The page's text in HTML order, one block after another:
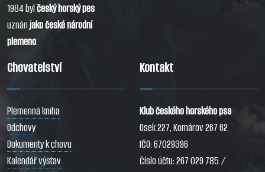
1984 bylčeský horský pes
uznánjako české národní
plemeno.
Chovatelství
Plemenná kniha
Odchovy
Dokumenty k chovu
Kalendář výstav
Kontakt
Klub českého horského psa
Osek 227, Komárov 267 62
IČO: 67029396
Číslo účtu: 267 029 785 /